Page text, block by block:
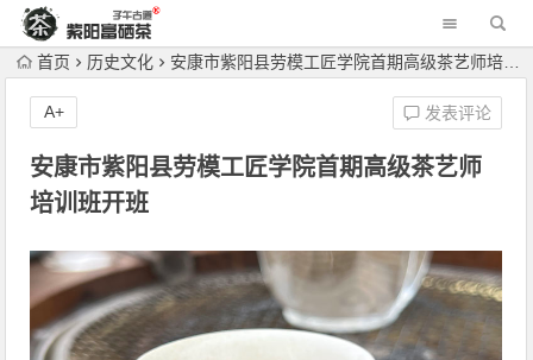
首页 历史文化 安康市紫阳县劳模工匠学院首期高级茶艺师培训班开班
安康市紫阳县劳模工匠学院首期高级茶艺师
培训班开班
发表评论
A+